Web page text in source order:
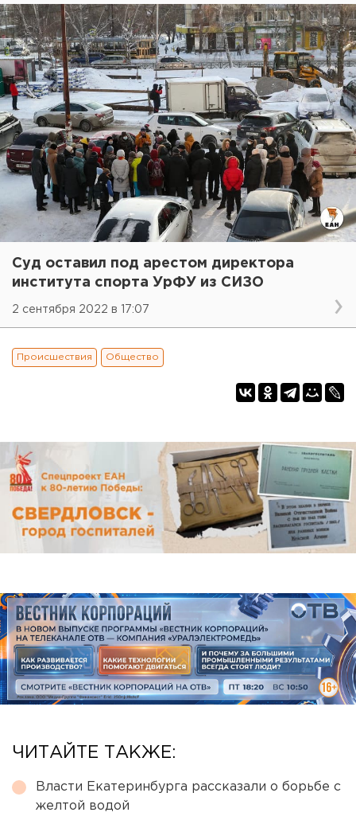
Суд оставил под арестом директора
института спорта УрФУ из СИЗО
2 сентября 2022 в 17:07
Происшествия Общество
ЧИТАЙТЕ ТАКЖЕ:
Власти Екатеринбурга рассказали о борьбе с
желтой водой